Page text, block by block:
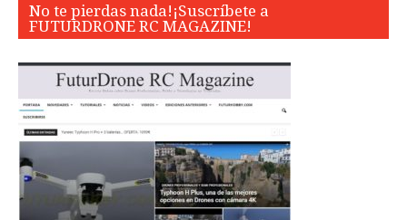
No te pierdas nada!¡Suscríbete a
FUTURDRONE RC MAGAZINE!